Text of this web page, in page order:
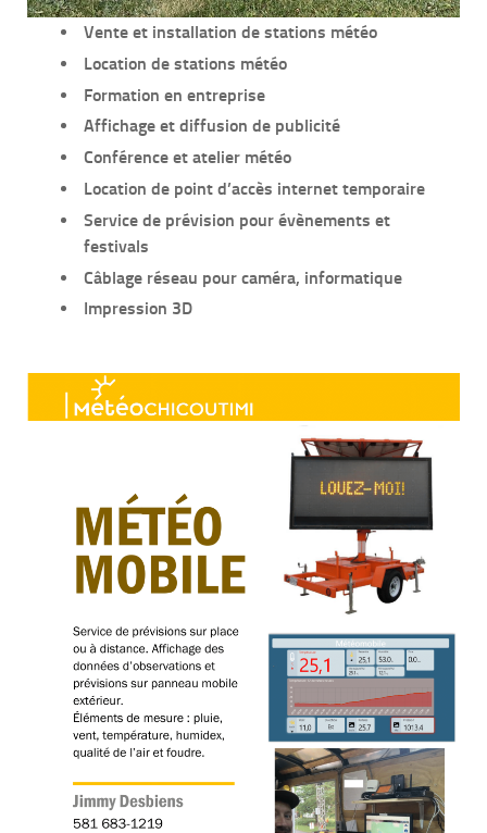
Vente et installation de stations météo
Location de stations météo
Formation en entreprise
Affichage et diffusion de publicité
Conférence et atelier météo
Location de point d’accès internet temporaire
Service de prévision pour évènements et
festivals
Câblage réseau pour caméra, informatique
Impression 3D